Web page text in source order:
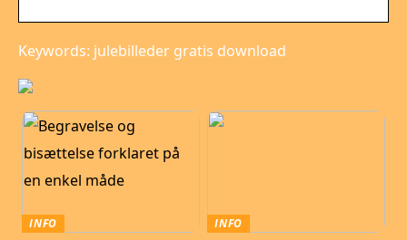
Keywords: julebilleder gratis download
INFO INFO